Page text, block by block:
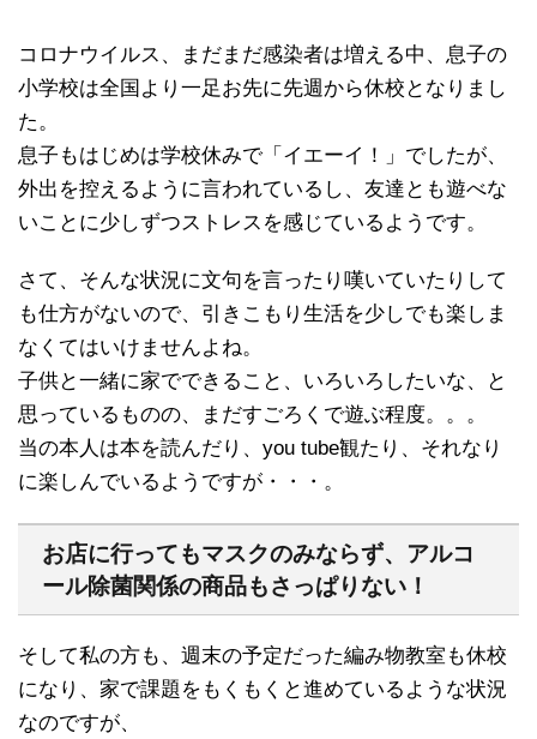
コロナウイルス、まだまだ感染者は増える中、息子の
小学校は全国より一足お先に先週から休校となりまし
た。
息子もはじめは学校休みで「イエーイ！」でしたが、
外出を控えるように言われているし、友達とも遊べな
いことに少しずつストレスを感じているようです。
さて、そんな状況に文句を言ったり嘆いていたりして
も仕方がないので、引きこもり生活を少しでも楽しま
なくてはいけませんよね。
子供と一緒に家でできること、いろいろしたいな、と
思っているものの、まだすごろくで遊ぶ程度。。。
当の本人は本を読んだり、you tube観たり、それなり
に楽しんでいるようですが・・・。
お店に行ってもマスクのみならず、アルコ
ール除菌関係の商品もさっぱりない！
そして私の方も、週末の予定だった編み物教室も休校
になり、家で課題をもくもくと進めているような状況
なのですが、